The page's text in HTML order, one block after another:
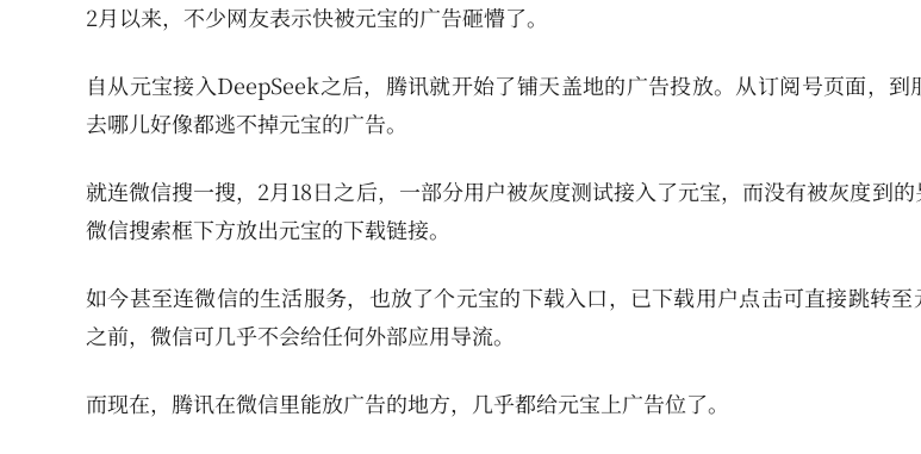
2月以来，不少网友表示快被元宝的广告砸懵了。
自从元宝接入DeepSeek之后，腾讯就开始了铺天盖地的广告投放。从订阅号页面，到
去哪儿好像都逃不掉元宝的广告。
就连微信搜一搜，2月18日之后，一部分用户被灰度测试接入了元宝，而没有被灰度到
微信搜索框下方放出元宝的下载链接。
如今甚至连微信的生活服务，也放了个元宝的下载入口，已下载用户点击可直接跳转
之前，微信可几乎不会给任何外部应用导流。
而现在，腾讯在微信里能放广告的地方，几乎都给元宝上广告位了。